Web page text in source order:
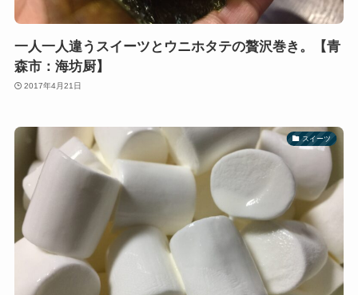
一人一人違うスイーツとウニホタテの贅沢巻き。【青
森市：海坊厨】
2017年4月21日
スイーツ